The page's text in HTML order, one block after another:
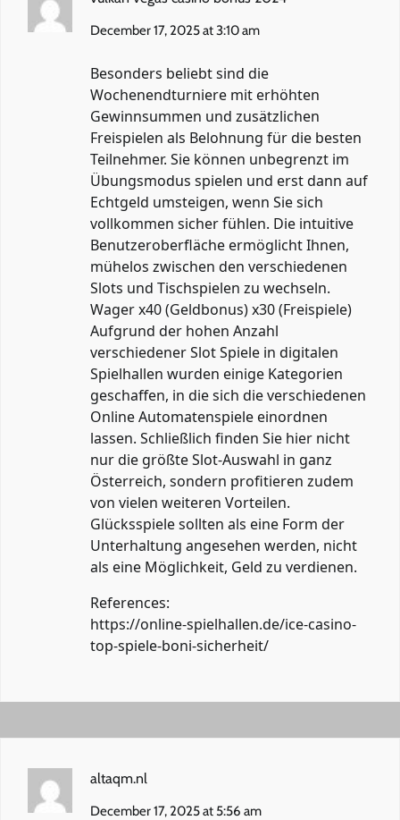
December 17, 2025 at 3:10 am
Besonders beliebt sind die
Wochenendturniere mit erhöhten
Gewinnsummen und zusätzlichen
Freispielen als Belohnung für die besten
Teilnehmer. Sie können unbegrenzt im
Übungsmodus spielen und erst dann auf
Echtgeld umsteigen, wenn Sie sich
vollkommen sicher fühlen. Die intuitive
Benutzeroberfläche ermöglicht Ihnen,
mühelos zwischen den verschiedenen
Slots und Tischspielen zu wechseln.
Wager x40 (Geldbonus) x30 (Freispiele)
Aufgrund der hohen Anzahl
verschiedener Slot Spiele in digitalen
Spielhallen wurden einige Kategorien
geschaffen, in die sich die verschiedenen
Online Automatenspiele einordnen
lassen. Schließlich finden Sie hier nicht
nur die größte Slot-Auswahl in ganz
Österreich, sondern profitieren zudem
von vielen weiteren Vorteilen.
Glücksspiele sollten als eine Form der
Unterhaltung angesehen werden, nicht
als eine Möglichkeit, Geld zu verdienen.
References:
https://online-spielhallen.de/ice-casino-
top-spiele-boni-sicherheit/
altaqm.nl
December 17, 2025 at 5:56 am